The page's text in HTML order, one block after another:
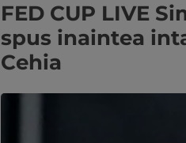
FED CUP LIVE
spus inaintea
Cehia